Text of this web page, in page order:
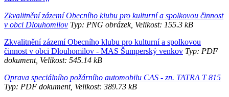
Zkvalitnění zázemí Obecního klubu pro kulturní a spolkovou činnost
v obci Dlouhomilov Typ: PNG obrázek, Velikost: 155.3 kB
Zkvalitnění zázemí Obecního klubu pro kulturní a spolkovou
činnost v obci Dlouhomilov - MAS Šumperský venkov Typ: PDF
dokument, Velikost: 545.14 kB
Oprava speciálního požárního automobilu CAS - zn. TATRA T 815
Typ: PDF dokument, Velikost: 389.73 kB